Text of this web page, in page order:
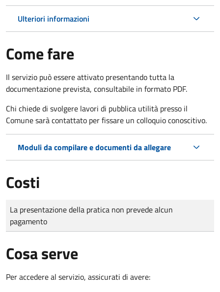
Ulteriori informazioni
Come fare
Il servizio può essere attivato presentando tutta la
documentazione prevista, consultabile in formato PDF.
Chi chiede di svolgere lavori di pubblica utilità presso il
Comune sarà contattato per fissare un colloquio conoscitivo.
Moduli da compilare e documenti da allegare
Costi
Tipo di pagamento
Importo
La presentazione della pratica non prevede alcun
pagamento
Cosa serve
Per accedere al servizio, assicurati di avere: